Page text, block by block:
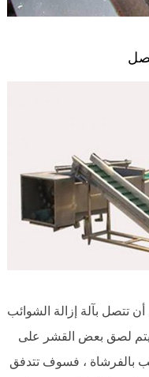
تتصل بآلة إزالة الشوائب
يتم لصق بعض القشر على
بالفرشاة ، فسوف تتدفق